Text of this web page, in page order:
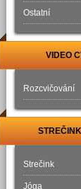
Ostatní
VIDEO
Rozcvičování
Strečink
Jóga